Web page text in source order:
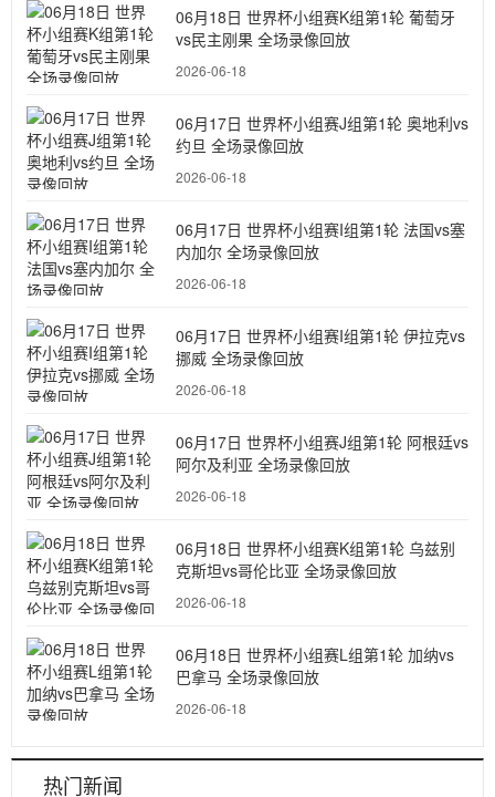
06月18日 世界杯小组赛K组第1轮 葡萄牙
vs民主刚果 全场录像回放
2026-06-18
06月17日 世界杯小组赛J组第1轮 奥地利vs
约旦 全场录像回放
2026-06-18
06月17日 世界杯小组赛I组第1轮 法国vs塞
内加尔 全场录像回放
2026-06-18
06月17日 世界杯小组赛I组第1轮 伊拉克vs
挪威 全场录像回放
2026-06-18
06月17日 世界杯小组赛J组第1轮 阿根廷vs
阿尔及利亚 全场录像回放
2026-06-18
06月18日 世界杯小组赛K组第1轮 乌兹别
克斯坦vs哥伦比亚 全场录像回放
2026-06-18
06月18日 世界杯小组赛L组第1轮 加纳vs
巴拿马 全场录像回放
2026-06-18
热门新闻